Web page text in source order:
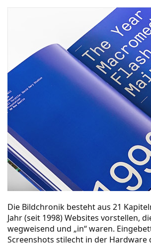
Die Bildchronik besteht aus 21
Jahr (seit 1998) Websites vorstellen,
wegweisend und „in“ waren.
Screenshots stilecht in der Hardware